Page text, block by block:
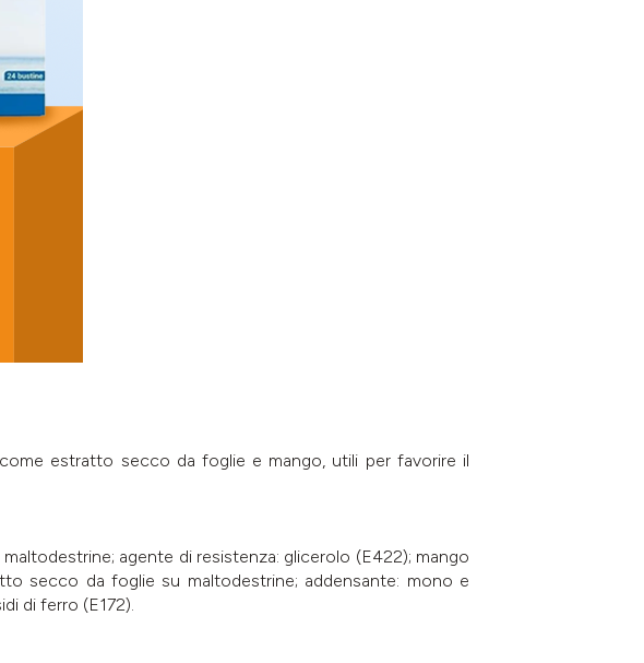
estratto secco da foglie e mango, utili per favorire il
agente di resistenza: glicerolo (E422); mango
secco da foglie su maltodestrine; addensante: mono e
di ferro (E172).